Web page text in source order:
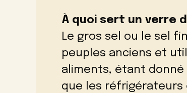
À quoi sert un verre
Le gros sel ou le sel
peuples anciens et
aliments, étant donné
que les réfrigérateurs